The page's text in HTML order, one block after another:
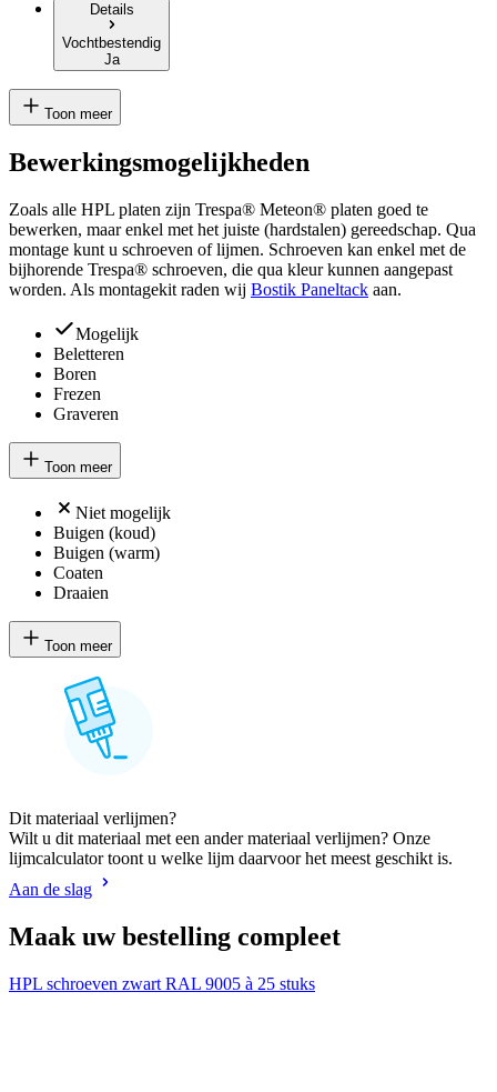
Details
Vochtbestendig
Ja
Toon meer
Bewerkingsmogelijkheden
Zoals alle HPL platen zijn Trespa® Meteon® platen goed te
bewerken, maar enkel met het juiste (hardstalen) gereedschap. Qua
montage kunt u schroeven of lijmen. Schroeven kan enkel met de
bijhorende Trespa® schroeven, die qua kleur kunnen aangepast
worden. Als montagekit raden wij Bostik Paneltack aan.
Mogelijk
Beletteren
Boren
Frezen
Graveren
Toon meer
Niet mogelijk
Buigen (koud)
Buigen (warm)
Coaten
Draaien
Toon meer
Dit materiaal verlijmen?
Wilt u dit materiaal met een ander materiaal verlijmen? Onze
lijmcalculator toont u welke lijm daarvoor het meest geschikt is.
Aan de slag
Maak uw bestelling compleet
HPL schroeven zwart RAL 9005 à 25 stuks